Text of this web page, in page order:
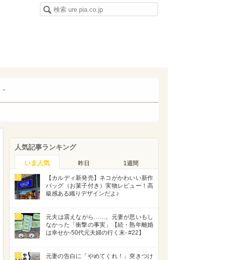
人気記事ランキング
いま人気 昨日 1週間
1
【カルディ新発売】ネコがかわいい新作
バッグ（お菓子付き）実物レビュー！高
級感ある織りデザインだよ♪
2
元夫は震えながら……。元妻が思いもし
なかった「衝撃の事実」【続・熟年離婚
は幸せか-50代元夫婦の行く末- #22】
3
元妻の告白に「やめてくれ！」突きつけ